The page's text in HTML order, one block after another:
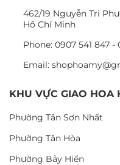
462/19 Nguyễn Tri
Hồ Chí Minh
Phone: 0907 541 847 -
Email:
KHU VỰC GIAO HOA
Phường Tân Sơn Nhất
Phường Tân Hòa
Phường Bảy Hiền